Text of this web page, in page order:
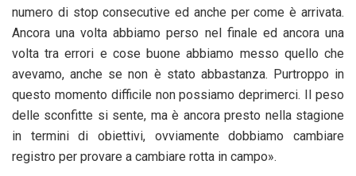
numero di stop consecutive ed anche per come è arrivata.
Ancora una volta abbiamo perso nel finale ed ancora una
volta tra errori e cose buone abbiamo messo quello che
avevamo, anche se non è stato abbastanza. Purtroppo in
questo momento difficile non possiamo deprimerci. Il peso
delle sconfitte si sente, ma è ancora presto nella stagione
in termini di obiettivi, ovviamente dobbiamo cambiare
registro per provare a cambiare rotta in campo».